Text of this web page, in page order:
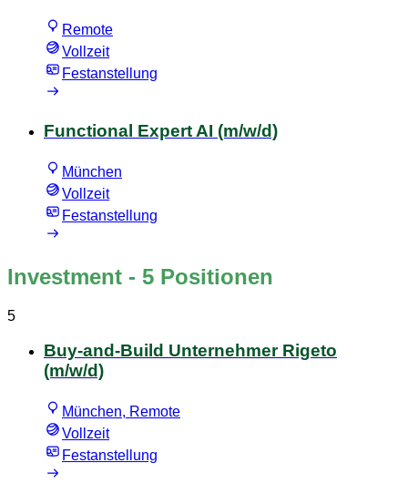
Remote
Vollzeit
Festanstellung
Functional Expert AI (m/w/d)
München
Vollzeit
Festanstellung
Investment - 5 Positionen
5
Buy-and-Build Unternehmer Rigeto
(m/w/d)
München, Remote
Vollzeit
Festanstellung